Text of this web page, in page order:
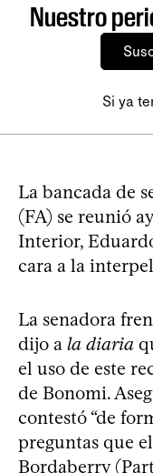
Nuestro
Si ya
La bancada de
(FA) se reunió
Interior,
cara a la
La senadora
dijo a la diaria
el uso de este
de Bonomi.
contestó “de
preguntas que
Bordaberry